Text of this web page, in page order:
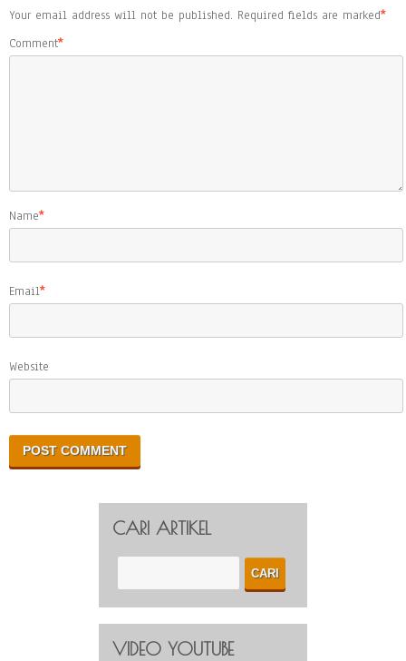
Your email address will not be published. Required fields are marked*
Comment*
Name*
Email*
Website
CARI ARTIKEL
VIDEO YOUTUBE